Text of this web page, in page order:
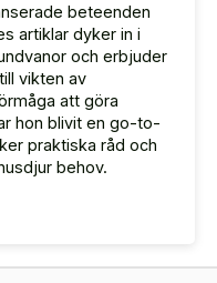
beteenden
artiklar dyker in i
och erbjuder
vikten av
att göra
hon blivit en go-to-
praktiska råd och
behov.